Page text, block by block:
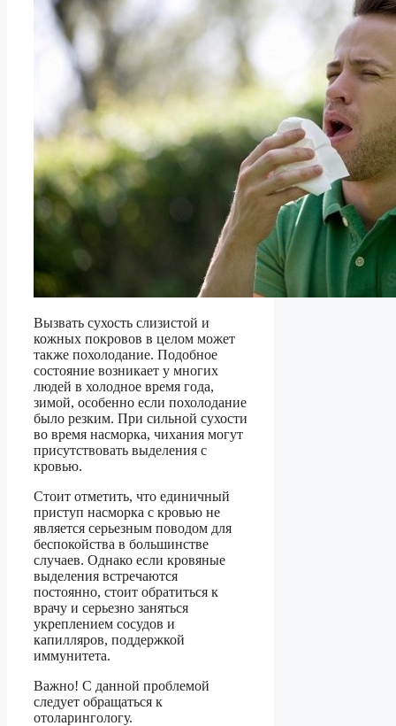
Вызвать сухость слизистой и
кожных покровов в целом может
также похолодание. Подобное
состояние возникает у многих
людей в холодное время года,
зимой, особенно если похолодание
было резким. При сильной сухости
во время насморка, чихания могут
присутствовать выделения с
кровью.
Стоит отметить, что единичный
приступ насморка с кровью не
является серьезным поводом для
беспокойства в большинстве
случаев. Однако если кровяные
выделения встречаются
постоянно, стоит обратиться к
врачу и серьезно заняться
укреплением сосудов и
капилляров, поддержкой
иммунитета.
Важно! С данной проблемой
следует обращаться к
отоларингологу.